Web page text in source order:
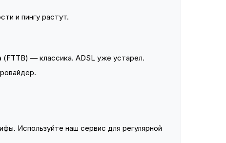
и пингу растут.
— классика. ADSL уже устарел.
Используйте наш сервис для регулярной